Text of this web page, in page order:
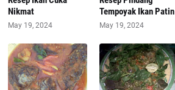
Nikmat
May 19, 2024
Tempoyak Ikan Patin
May 19, 2024